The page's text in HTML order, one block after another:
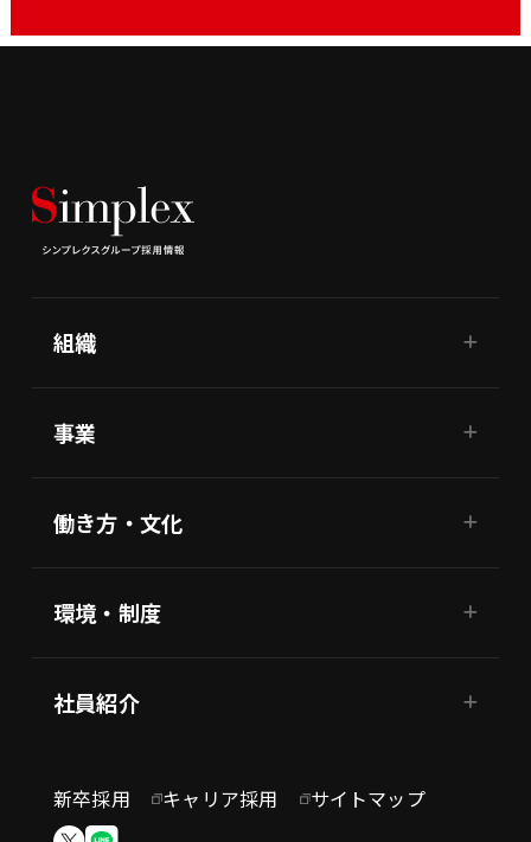
組織
事業
働き方・文化
環境・制度
社員紹介
新卒採用 キャリア採用 サイトマップ